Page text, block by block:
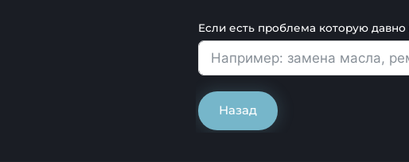
Если есть проблема которую
Назад